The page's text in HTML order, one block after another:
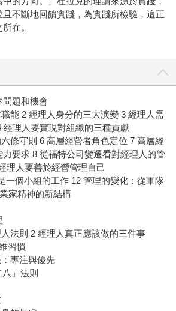
不斷地回饋實踐，為實踐所檢驗，這正
在。
題和機會
能 2 經理人身分的三大演變 3 經理人需
經理人要實現對組織的三種貢獻
條守則 6 高層經營者角色定位 7 高層經
要求 8 從福特公司變遷看對經理人的管
理人要善於經營管理自己
一個小組的工作 12 管理的變化：從軍隊
家精神的新結構
法則 2 經理人真正應該做的三件事
習慣
專注與優先
」法則